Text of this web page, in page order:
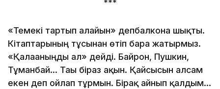
***
«Темекі тартып алайын» депбалконға шықты.
Кітаптарының тұсынан өтіп бара жатырмыз.
«Қалағаныңды ал» дейді. Байрон, Пушкин,
Тұманбай… Тағы біраз ақын. Қайсысын алсам
екен деп ойлап тұрмын. Бірақ айнып қалдым...